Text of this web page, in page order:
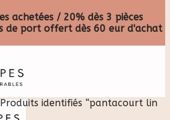
achetées / 20% dès 3 pièces
de port offert dès 60 eur d'achat
identifiés “pantacourt lin